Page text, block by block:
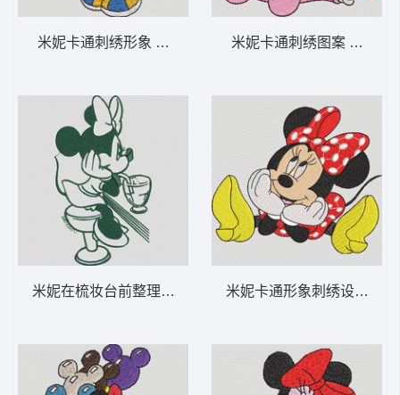
米妮卡通刺绣形象 米妮 36-DST格式
米妮在梳妆台前整理头发 米妮 35-DST格式
米妮卡通刺绣图案 米妮
米妮卡通形象刺绣设计 米